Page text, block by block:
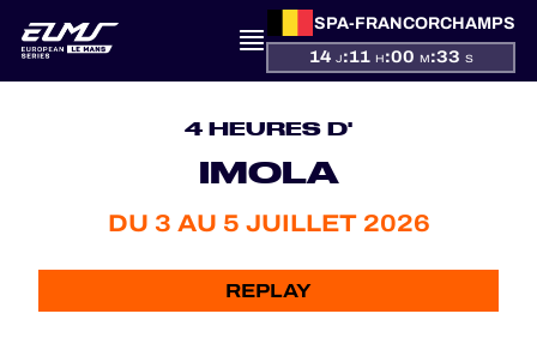
SPA-FRANCORCHAMPS
14 J:11 H:00 M:33 S
PRÉSENTATION
CLASSEMENTS
4 HEURES D'
IMOLA
DU 3 AU 5 JUILLET 2026
REPLAY